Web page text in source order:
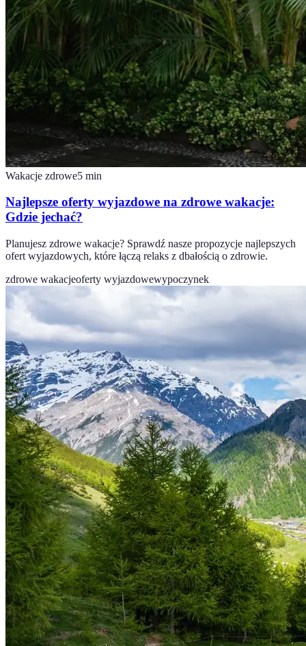
Wakacje zdrowe5 min
Najlepsze oferty wyjazdowe na zdrowe wakacje:
Gdzie jechać?
Planujesz zdrowe wakacje? Sprawdź nasze propozycje najlepszych
ofert wyjazdowych, które łączą relaks z dbałością o zdrowie.
zdrowe wakacjeoferty wyjazdowewypoczynek